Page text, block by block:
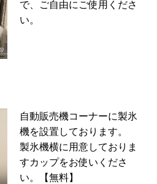
で、ご自由にご使用くださ
い。
自動販売機コーナーに製氷
機を設置しております。
製氷機横に用意しておりま
すカップをお使いくださ
い。【無料】